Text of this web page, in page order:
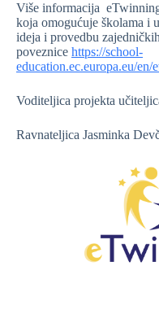
Više informacija
koja omogućuje školama i
ideja i provedbu
poveznice https://school-
education.ec.europa.eu/en/
Voditeljica projekta
Ravnateljica Jasminka